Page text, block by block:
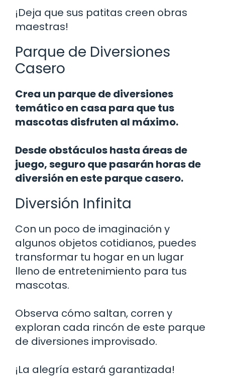
¡Deja que sus patitas creen obras
maestras!
Parque de Diversiones
Casero
Crea un parque de diversiones
temático en casa para que tus
mascotas disfruten al máximo.
Desde obstáculos hasta áreas de
juego, seguro que pasarán horas de
diversión en este parque casero.
Diversión Infinita
Con un poco de imaginación y
algunos objetos cotidianos, puedes
transformar tu hogar en un lugar
lleno de entretenimiento para tus
mascotas.
Observa cómo saltan, corren y
exploran cada rincón de este parque
de diversiones improvisado.
¡La alegría estará garantizada!